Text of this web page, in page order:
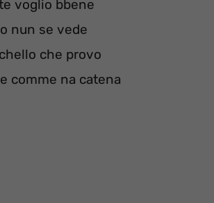
voglio bbene
nun se vede
che provo
comme na catena